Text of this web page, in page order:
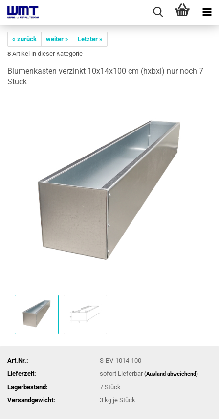
« zurück weiter »
Letzter »
8 Artikel in dieser Kategorie
Blu­men­kas­ten ver­zinkt 10x14x100 cm (hxbxl) nur noch 7
Stück
Art.Nr.:
S-BV-1014-100
Lieferzeit:
sofort Lieferbar(Ausland abweichend)
Lagerbestand: 7Stück
Versandgewicht:
3 kg je Stück